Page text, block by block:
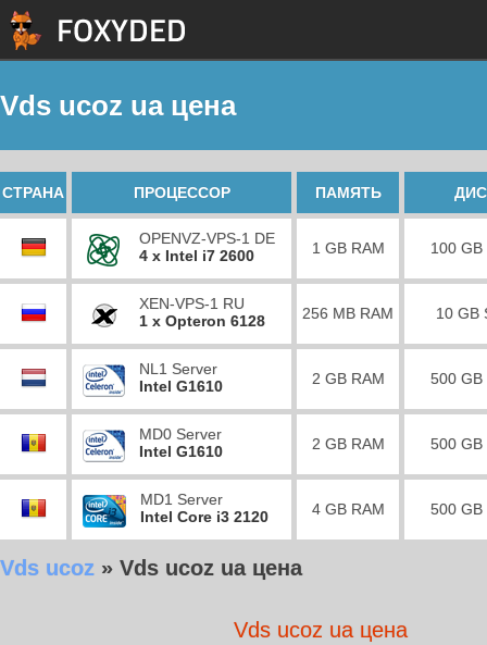
Vds ucoz ua цена
СТРАНА ПРОЦЕССОР ПАМЯТЬ
OPENVZ-VPS-1 DE
4 x Intel i7 2600
1 GB RAM 100 GB
XEN-VPS-1 RU
1 x Opteron 6128
256 MB RAM 10 GB
NL1 Server
Intel G1610
2 GB RAM 500 GB
MD0 Server
Intel G1610
2 GB RAM 500 GB
MD1 Server
Intel Core i3 2120
4 GB RAM 500 GB
Vds ucoz » Vds ucoz ua цена
Vds ucoz ua цена